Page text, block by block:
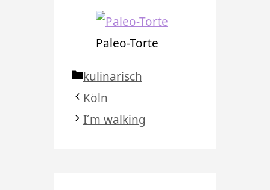
Paleo-Torte
Kategorien
kulinarisch
Köln
I´m walking